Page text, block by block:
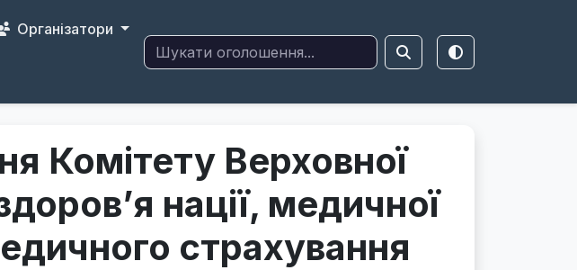
Організатори
Комітету Верховної
нації, медичної
страхування